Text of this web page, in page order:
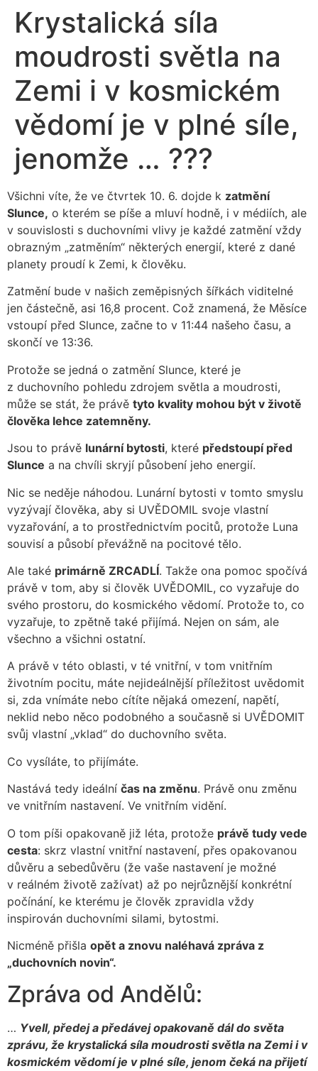
Krystalická síla
moudrosti světla na
Zemi i v kosmickém
vědomí je v plné síle,
jenomže … ???
Všichni víte, že ve čtvrtek 10. 6. dojde k zatmění
Slunce, o kterém se píše a mluví hodně, i v médiích, ale
v souvislosti s duchovními vlivy je každé zatmění vždy
obrazným „zatměním“ některých energií, které z dané
planety proudí k Zemi, k člověku.
Zatmění bude v našich zeměpisných šířkách viditelné
jen částečně, asi 16,8 procent. Což znamená, že Měsíce
vstoupí před Slunce, začne to v 11:44 našeho času, a
skončí ve 13:36.
Protože se jedná o zatmění Slunce, které je
z duchovního pohledu zdrojem světla a moudrosti,
může se stát, že právě tyto kvality mohou být v životě
člověka lehce zatemněny.
Jsou to právě lunární bytosti, které předstoupí před
Slunce a na chvíli skryjí působení jeho energií.
Nic se neděje náhodou. Lunární bytosti v tomto smyslu
vyzývají člověka, aby si UVĚDOMIL svoje vlastní
vyzařování, a to prostřednictvím pocitů, protože Luna
souvisí a působí převážně na pocitové tělo.
Ale také primárně ZRCADLÍ. Takže ona pomoc spočívá
právě v tom, aby si člověk UVĚDOMIL, co vyzařuje do
svého prostoru, do kosmického vědomí. Protože to, co
vyzařuje, to zpětně také přijímá. Nejen on sám, ale
všechno a všichni ostatní.
A právě v této oblasti, v té vnitřní, v tom vnitřním
životním pocitu, máte nejideálnější příležitost uvědomit
si, zda vnímáte nebo cítíte nějaká omezení, napětí,
neklid nebo něco podobného a současně si UVĚDOMIT
svůj vlastní „vklad“ do duchovního světa.
Co vysíláte, to přijímáte.
Nastává tedy ideální čas na změnu. Právě onu změnu
ve vnitřním nastavení. Ve vnitřním vidění.
O tom píši opakovaně již léta, protože právě tudy vede
cesta: skrz vlastní vnitřní nastavení, přes opakovanou
důvěru a sebedůvěru (že vaše nastavení je možné
v reálném životě zažívat) až po nejrůznější konkrétní
počínání, ke kterému je člověk zpravidla vždy
inspirován duchovními silami, bytostmi.
Nicméně přišla opět a znovu naléhavá zpráva z
„duchovních novin“.
Zpráva od Andělů:
… Yvell, předej a předávej opakovaně dál do světa
zprávu, že krystalická síla moudrosti světla na Zemi i v
kosmickém vědomí je v plné síle, jenom čeká na přijetí